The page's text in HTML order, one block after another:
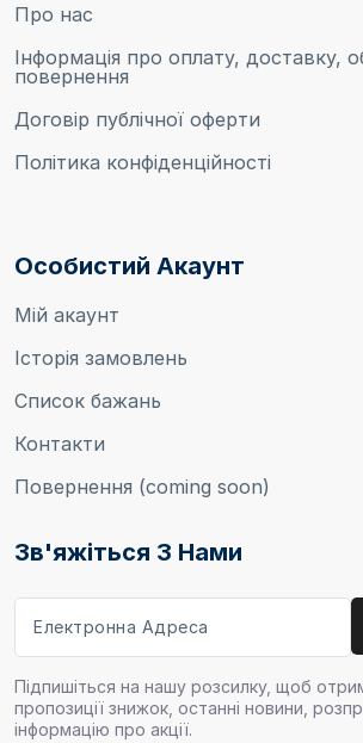
Про нас
Інформація про оплату, доставку,
повернення
Договір публічної оферти
Політика конфіденційності
Особистий Акаунт
Мій акаунт
Історія замовлень
Список бажань
Контакти
Повернення (coming soon)
Зв'яжіться З Нами
Підпишіться на нашу розсилку, щоб
пропозиції знижок, останні новини,
інформацію про акції.